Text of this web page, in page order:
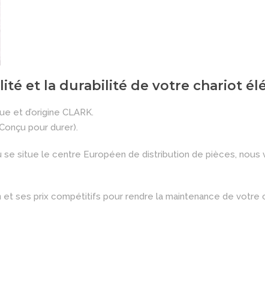
et la durabilité de votre chariot
et d’origine CLARK.
pour durer).
se situe le centre Européen de distribution de pièces, nous
et ses prix compétitifs pour rendre la maintenance de votre